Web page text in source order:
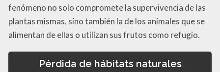
fenómeno no solo compromete la supervivencia de las
plantas mismas, sino también la de los animales que se
alimentan de ellas o utilizan sus frutos como refugio.
Pérdida de hábitats naturales